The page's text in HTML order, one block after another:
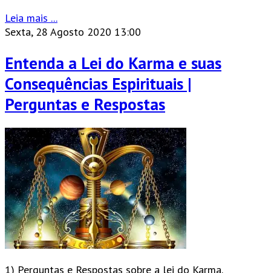
Leia mais ...
Sexta, 28 Agosto 2020 13:00
Entenda a Lei do Karma e suas
Consequências Espirituais |
Perguntas e Respostas
1) Perguntas e Respostas sobre a lei do Karma.